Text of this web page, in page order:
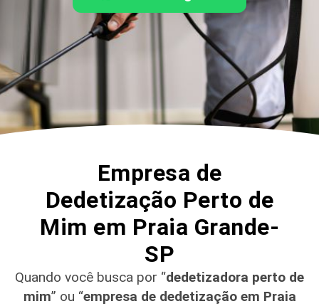
Empresa de
Dedetização Perto de
Mim em Praia Grande-
SP
Quando você busca por “dedetizadora perto de
mim” ou “empresa de dedetização em Praia